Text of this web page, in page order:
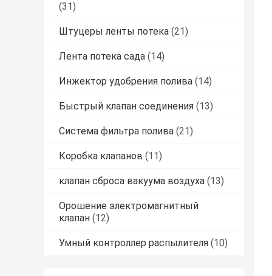
(31)
Штуцеры ленты потека (21)
Лента потека сада (14)
Инжектор удобрения полива (14)
Быстрый клапан соединения (13)
Система фильтра полива (21)
Коробка клапанов (11)
клапан сброса вакуума воздуха (13)
Орошение электромагнитный
клапан (12)
Умный контроллер распылителя (10)